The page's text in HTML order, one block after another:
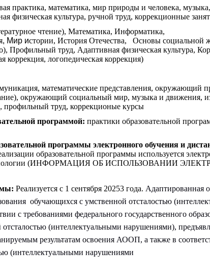
практика, математика, мир природы и человека,
физическая культура, ручной труд, коррекционные
чтение), Математика, Информатика,
, Мир истории, История Отечества, Основы социальной
Профильный труд, Адаптивная физическая культура,
коррекция, логопедическая коррекция)
математические представления, окружающий
окружающий социальный мир, музыка и движения,
профильный труд, коррекционые курсы
программой: практики образовательной
программы электронного обучения и
образовательной программы используется
(ИНФОРМАЦИЯ ОБ ИСПОЛЬЗОВАНИИ
Реализуется с 1 сентября 20253 года. Адаптированная
обучающихся с умственной отсталостью
с требованиями федерального государственного
(интеллектуальными нарушениями),
результатам освоения АООП, а также в
(интеллектуальными нарушениями